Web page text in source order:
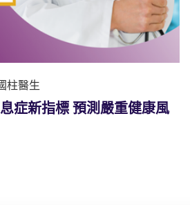
柱醫生
症新指標 預測嚴重健康風